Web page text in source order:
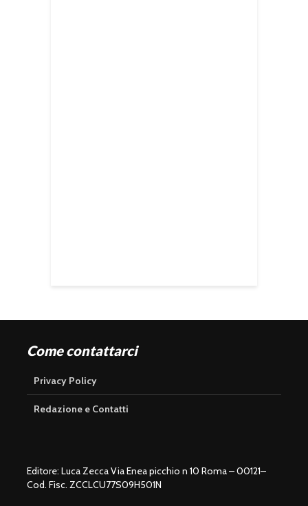
Come contattarci
Privacy Policy
Redazione e Contatti
Editore: Luca Zecca Via Enea picchio n 10 Roma – 00121–
Cod. Fisc. ZCCLCU77S09H501N